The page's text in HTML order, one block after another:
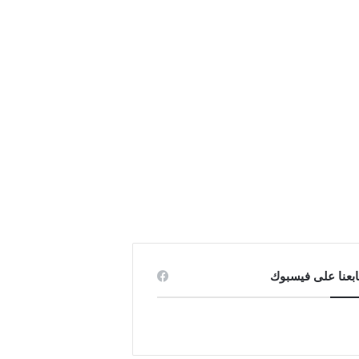
على فيسبوك